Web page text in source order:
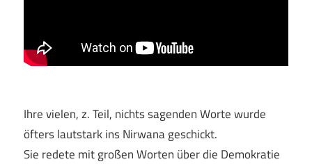
Ihre vielen, z. Teil, nichts sagenden Worte wurde
öfters lautstark ins Nirwana geschickt.
Sie redete mit großen Worten über die Demokratie